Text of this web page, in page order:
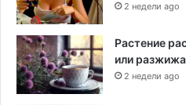
2 недели ago
Растение
или
2 недели ago